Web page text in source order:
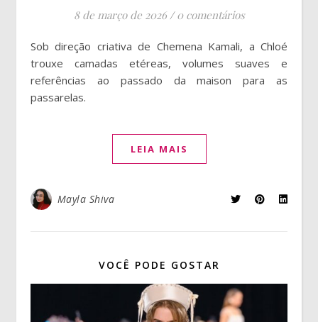
8 de março de 2026 / 0 comentários
Sob direção criativa de Chemena Kamali, a Chloé
trouxe camadas etéreas, volumes suaves e
referências ao passado da maison para as
passarelas.
LEIA MAIS
Mayla Shiva
VOCÊ PODE GOSTAR